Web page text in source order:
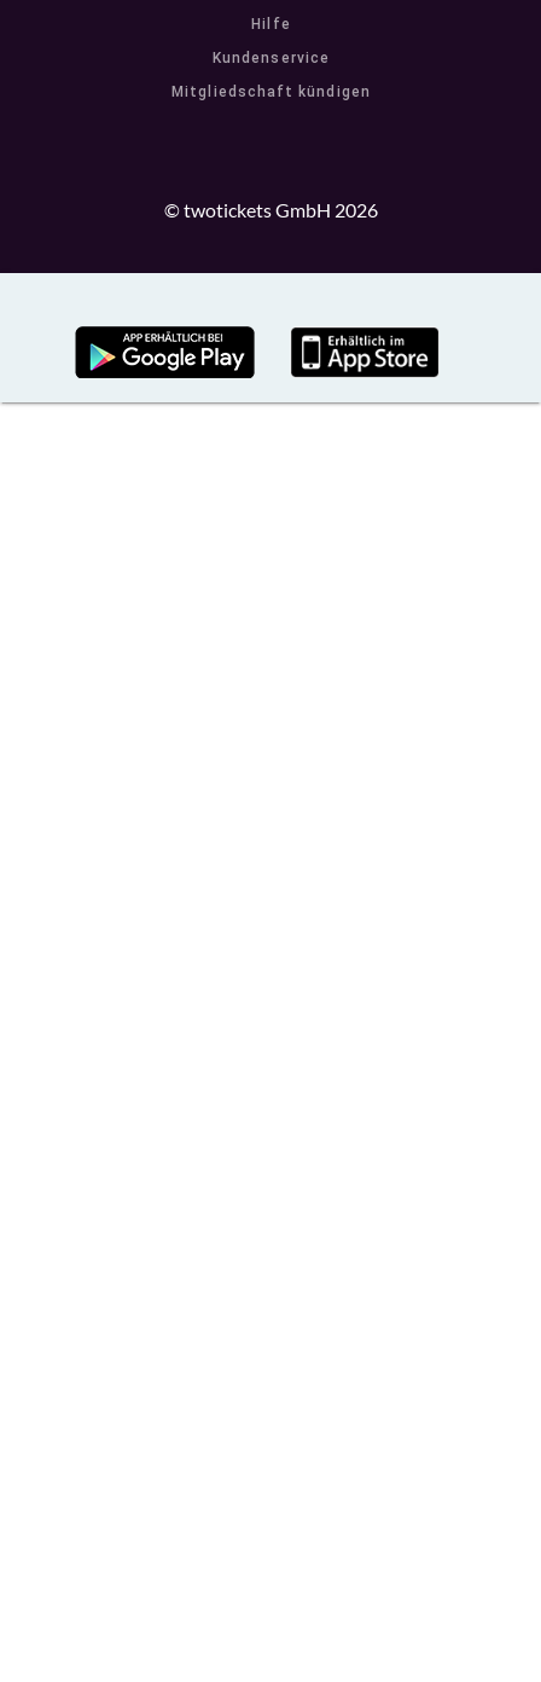
Hilfe
Kundenservice
Mitgliedschaft kündigen
© twotickets GmbH 2026